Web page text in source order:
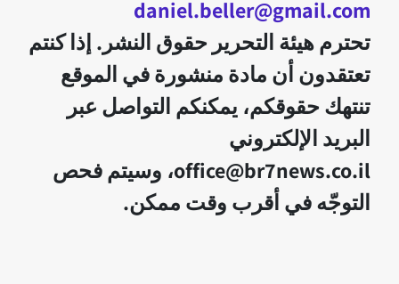
daniel.beller@gmail.com
تحترم هيئة التحرير حقوق النشر. إذا كنتم
تعتقدون أن مادة منشورة في الموقع
تنتهك حقوقكم، يمكنكم التواصل عبر
البريد الإلكتروني
office@br7news.co.il، وسيتم فحص
التوجّه في أقرب وقت ممكن.